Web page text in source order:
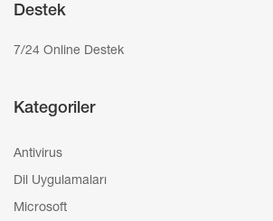
Destek
7/24 Online Destek
Kategoriler
Antivirus
Dil Uygulamaları
Microsoft